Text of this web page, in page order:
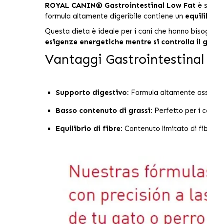
ROYAL CANIN® Gastrointestinal Low Fat è
formula altamente digeribile contiene un
Questa dieta è ideale per i cani che hanno
esigenze energetiche mentre si controlla il
Vantaggi
Supporto digestivo: Formula altamente
Basso contenuto di grassi: Perfetto per i
Equilibrio di fibre: Contenuto limitato di